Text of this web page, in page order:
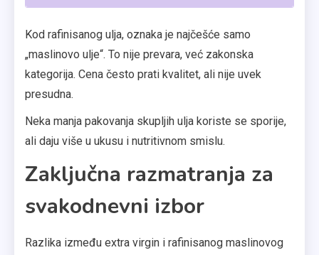
Kod rafinisanog ulja, oznaka je najčešće samo
„maslinovo ulje“. To nije prevara, već zakonska
kategorija. Cena često prati kvalitet, ali nije uvek
presudna.
Neka manja pakovanja skupljih ulja koriste se sporije,
ali daju više u ukusu i nutritivnom smislu.
Zaključna razmatranja za
svakodnevni izbor
Razlika između extra virgin i rafinisanog maslinovog